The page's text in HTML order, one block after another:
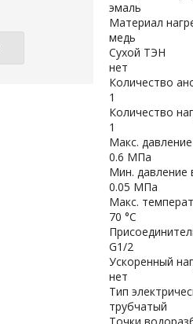
эмаль
Материал
медь
Сухой ТЭН
нет
Количество
1
Количество
1
Макс.
0.6 МПа
Мин. давление
0.05 МПа
Макс.
70 °С
G1/2
Ускоренный
нет
Тип
трубчатый